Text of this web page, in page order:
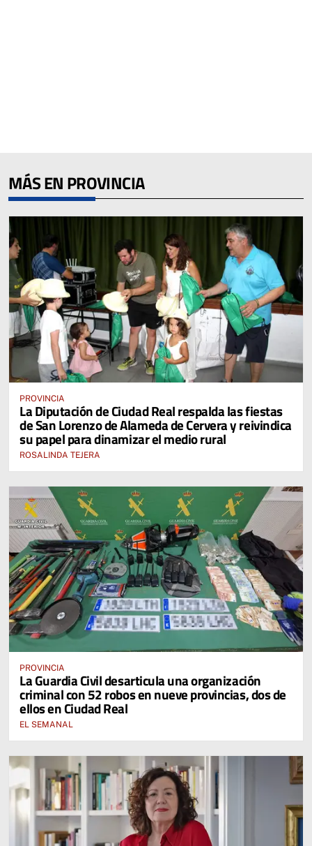
MÁS EN PROVINCIA
PROVINCIA
La Diputación de Ciudad Real respalda las fiestas
de San Lorenzo de Alameda de Cervera y reivindica
su papel para dinamizar el medio rural
ROSALINDA TEJERA
PROVINCIA
La Guardia Civil desarticula una organización
criminal con 52 robos en nueve provincias, dos de
ellos en Ciudad Real
EL SEMANAL